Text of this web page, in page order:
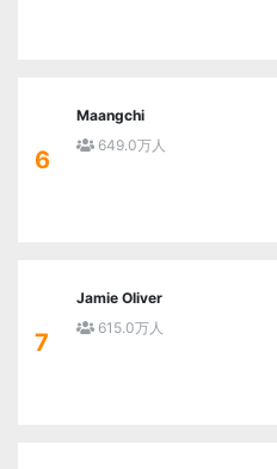
6
Maangchi
649.0万人
7
Jamie Oliver
615.0万人